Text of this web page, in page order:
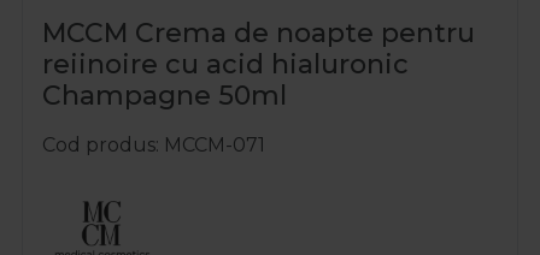
MCCM Crema de noapte pentru
reiinoire cu acid hialuronic
Champagne 50ml
Cod produs MCCM-071